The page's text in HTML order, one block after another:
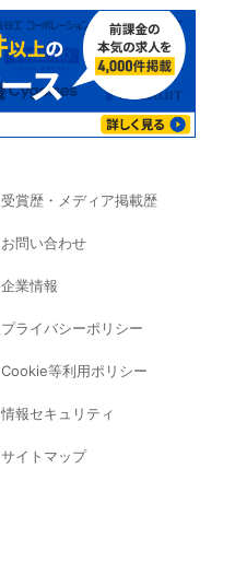
受賞歴・メディア掲載歴
お問い合わせ
企業情報
プライバシーポリシー
Cookie等利用ポリシー
情報セキュリティ
サイトマップ